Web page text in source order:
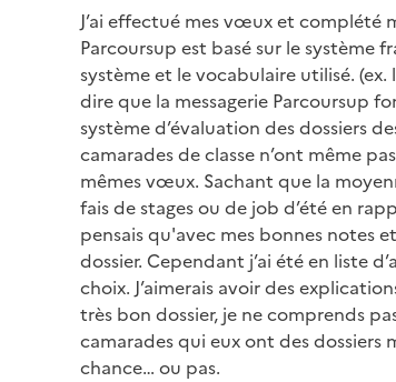
J’ai effectué mes vœux et complété
Parcoursup est basé sur le système
système et le vocabulaire utilisé.
dire que la messagerie Parcoursup
système d’évaluation des dossiers
camarades de classe n’ont même
mêmes vœux. Sachant que la
fais de stages ou de job d’été en
pensais qu'avec mes bonnes notes
dossier. Cependant j’ai été en liste
choix. J’aimerais avoir des
très bon dossier, je ne comprends
camarades qui eux ont des dossiers
chance… ou pas.